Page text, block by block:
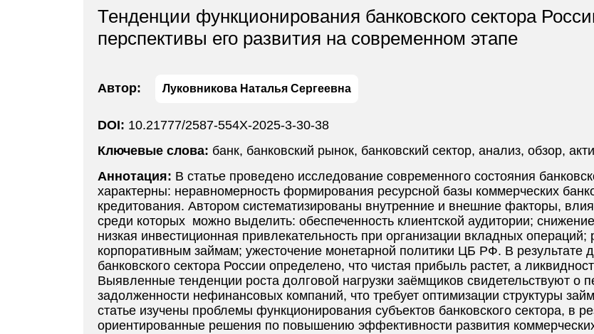
Тенденции функционирования банковского сектора
перспективы его развития на современном этапе
Автор: Луковникова Наталья Сергеевна
DOI: 10.21777/2587-554X-2025-3-30-38
Ключевые слова: банк, банковский рынок, банковский сектор, анализ, обзор,
Аннотация: В статье проведено исследование современного состояния
характерны: неравномерность формирования ресурсной базы коммерческих
кредитования. Автором систематизированы внутренние и внешние факторы,
среди которых можно выделить: обеспеченность клиентской аудитории;
низкая инвестиционная привлекательность при организации вкладных
корпоративным займам; ужесточение монетарной политики ЦБ РФ. В результате
банковского сектора России определено, что чистая прибыль растет, а
Выявленные тенденции роста долговой нагрузки заёмщиков свидетельствуют о
задолженности нефинансовых компаний, что требует оптимизации структуры
статье изучены проблемы функционирования субъектов банковского сектора, в
ориентированные решения по повышению эффективности развития